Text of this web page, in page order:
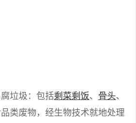
垃圾：包括剩 菜剩饭、 骨头、
类废物，经生物技术就地处理